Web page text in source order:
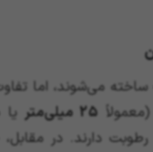
ساخته می‌شوند، اما
25 میلی‌متر
رطوبت دارند. در